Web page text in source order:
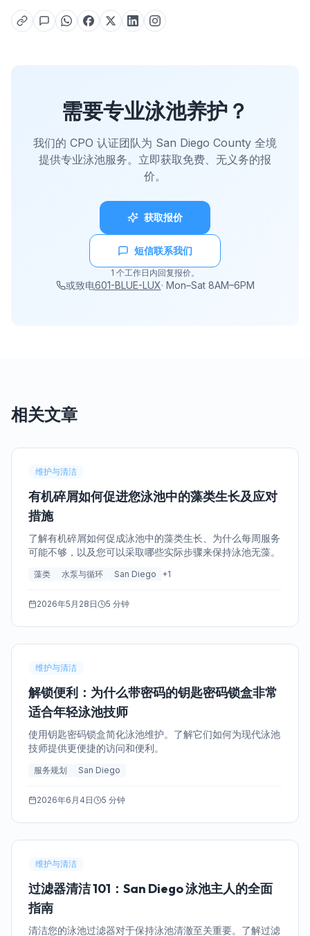
需要专业泳池养护？
我们的 CPO 认证团队为 San Diego County 全境
提供专业泳池服务。立即获取免费、无义务的报
价。
获取报价
短信联系我们
1 个工作日内回复报价。
或致电601-BLUE-LUX· Mon–Sat 8AM–6PM
相关文章
维护与清洁
有机碎屑如何促进您泳池中的藻类生长及应对
措施
了解有机碎屑如何促成泳池中的藻类生长、为什么每周服务
可能不够，以及您可以采取哪些实际步骤来保持泳池无藻。
藻类 水泵与循环 San Diego +1
2026年5月28日 5 分钟
维护与清洁
解锁便利：为什么带密码的钥匙密码锁盒非常
适合年轻泳池技师
使用钥匙密码锁盒简化泳池维护。了解它们如何为现代泳池
技师提供更便捷的访问和便利。
服务规划 San Diego
2026年6月4日 5 分钟
维护与清洁
过滤器清洁 101：San Diego 泳池主人的全面
指南
清洁您的泳池过滤器对于保持泳池清澈至关重要。了解过滤